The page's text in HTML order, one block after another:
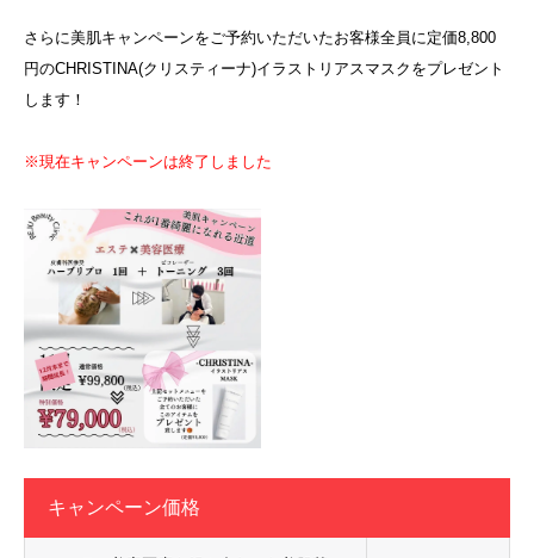
さらに美肌キャンペーンをご予約いただいたお客様全員に定価8,800
円のCHRISTINA(クリスティーナ)イラストリアスマスクをプレゼント
します！
※現在キャンペーンは終了しました
キャンペーン価格